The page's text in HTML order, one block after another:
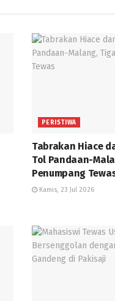
PERISTIWA
Tabrakan Hiace
Tol Pandaan-
Penumpang
Kamis, 23 Jul 2026